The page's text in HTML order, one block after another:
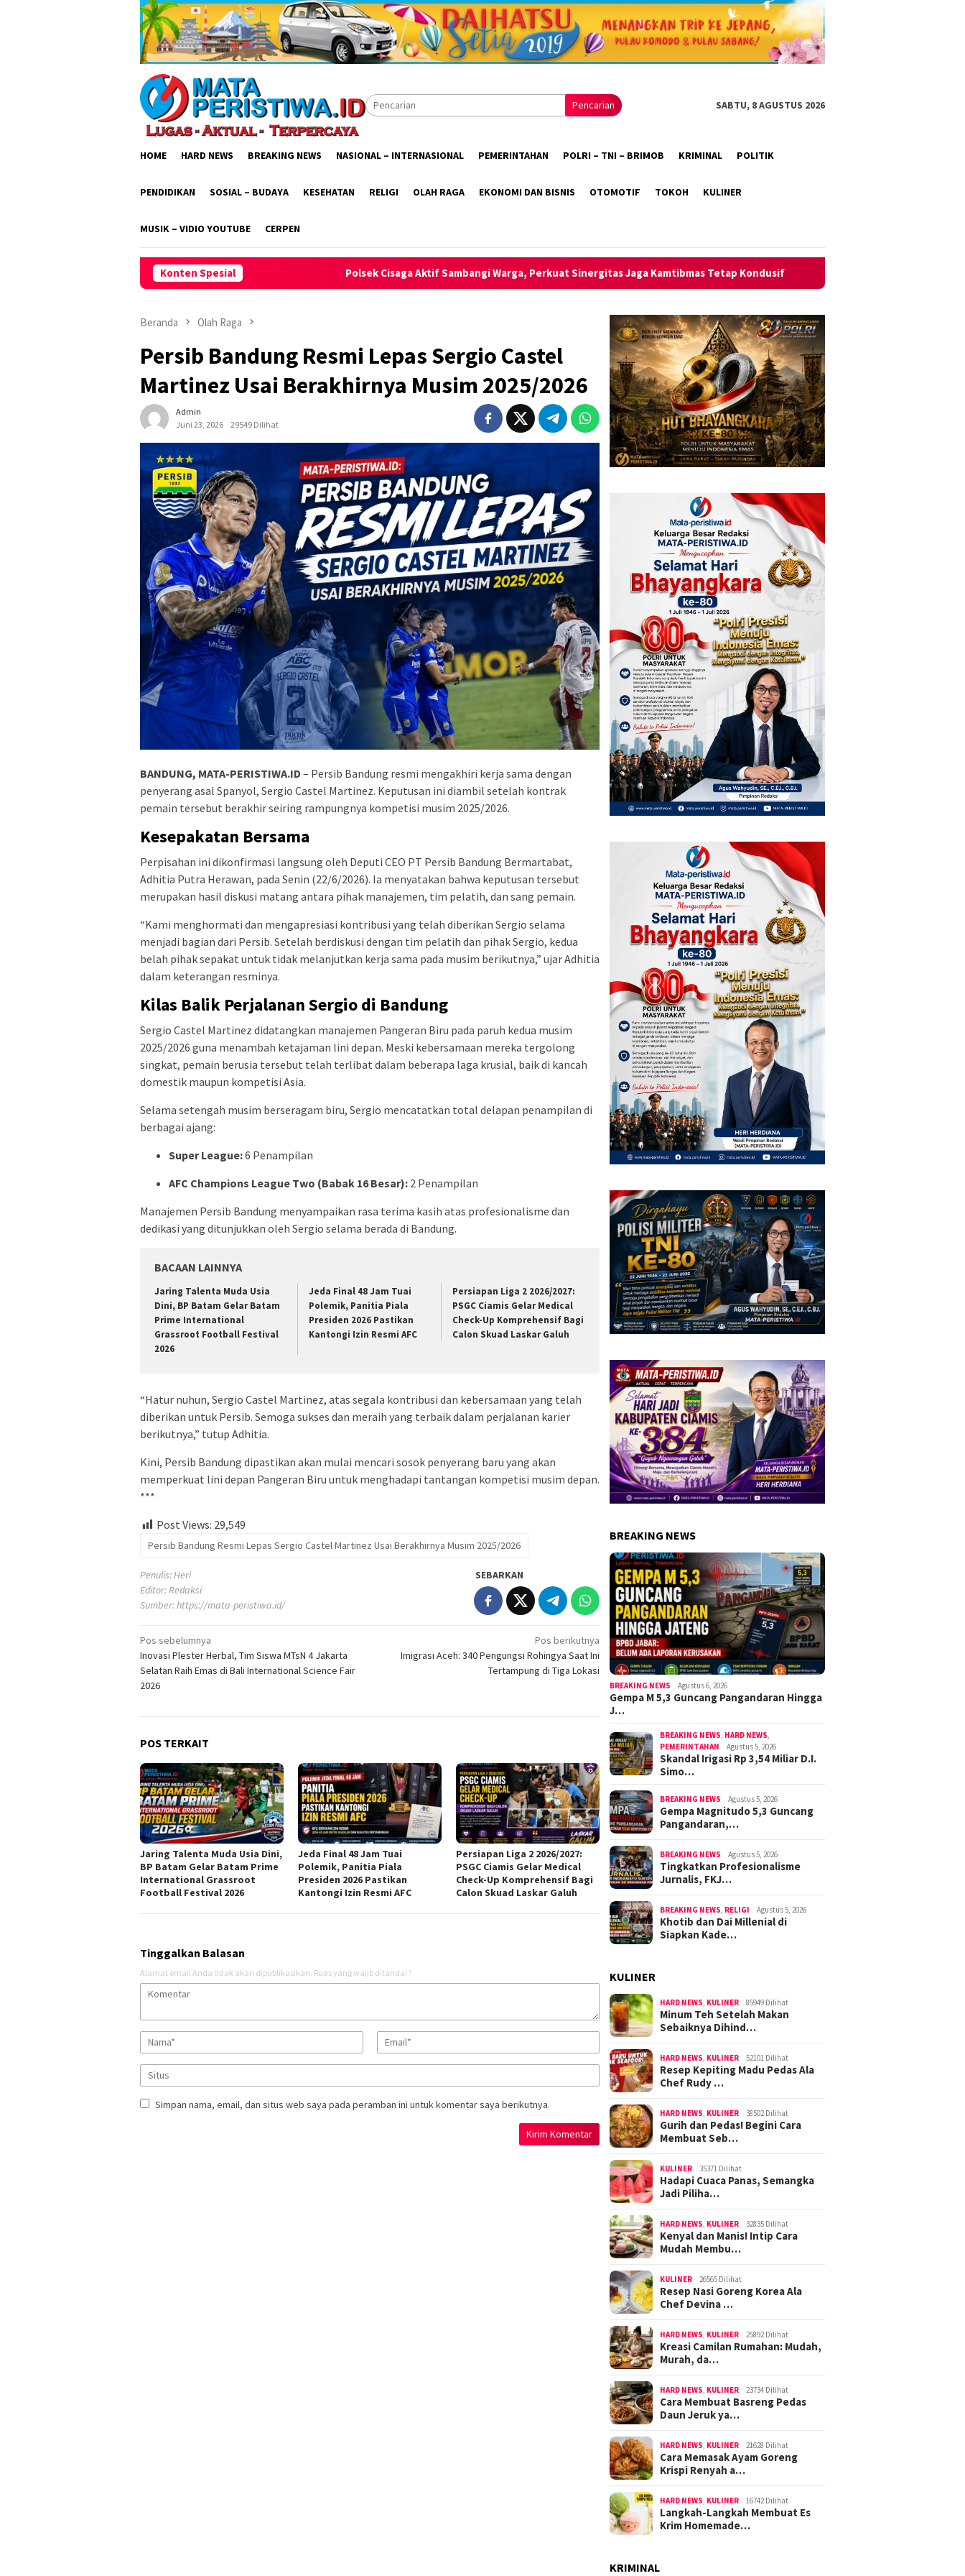
Pencarian SABTU, 8 AGUSTUS 2026
HOME HARD NEWS BREAKING NEWS NASIONAL – INTERNASIONAL PEMERINTAHAN POLRI – TNI – BRIMOB KRIMINAL POLITIK
PENDIDIKAN SOSIAL – BUDAYA KESEHATAN RELIGI OLAH RAGA EKONOMI DAN BISNIS OTOMOTIF TOKOH KULINER
MUSIK – VIDIO YOUTUBE CERPEN
Konten SpesialPolsek Cisaga Aktif Sambangi Warga, Perkuat Sinergitas Jaga Kamtibmas Tetap Kondusif Polsek Pamarican Amankan Pertandingan Sepak
Beranda Olah Raga
Persib Bandung Resmi Lepas Sergio Castel
Martinez Usai Berakhirnya Musim 2025/2026
Admin
Juni 23, 2026
29549 Dilihat
BANDUNG, MATA-PERISTIWA.ID – Persib Bandung resmi mengakhiri kerja sama dengan
penyerang asal Spanyol, Sergio Castel Martinez. Keputusan ini diambil setelah kontrak
pemain tersebut berakhir seiring rampungnya kompetisi musim 2025/2026.
Kesepakatan Bersama
Perpisahan ini dikonfirmasi langsung oleh Deputi CEO PT Persib Bandung Bermartabat,
Adhitia Putra Herawan, pada Senin (22/6/2026). Ia menyatakan bahwa keputusan tersebut
merupakan hasil diskusi matang antara pihak manajemen, tim pelatih, dan sang pemain.
“Kami menghormati dan mengapresiasi kontribusi yang telah diberikan Sergio selama
menjadi bagian dari Persib. Setelah berdiskusi dengan tim pelatih dan pihak Sergio, kedua
belah pihak sepakat untuk tidak melanjutkan kerja sama pada musim berikutnya,” ujar Adhitia
dalam keterangan resminya.
Kilas Balik Perjalanan Sergio di Bandung
Sergio Castel Martinez didatangkan manajemen Pangeran Biru pada paruh kedua musim
2025/2026 guna menambah ketajaman lini depan. Meski kebersamaan mereka tergolong
singkat, pemain berusia tersebut telah terlibat dalam beberapa laga krusial, baik di kancah
domestik maupun kompetisi Asia.
Selama setengah musim berseragam biru, Sergio mencatatkan total delapan penampilan di
berbagai ajang:
Super League:6 Penampilan
AFC Champions League Two (Babak 16 Besar): 2 Penampilan
Manajemen Persib Bandung menyampaikan rasa terima kasih atas profesionalisme dan
dedikasi yang ditunjukkan oleh Sergio selama berada di Bandung.
BACAAN LAINNYA
Jaring Talenta Muda Usia
Dini, BP Batam Gelar Batam
Prime International
Grassroot Football Festival
2026
Jeda Final 48 Jam Tuai
Polemik, Panitia Piala
Presiden 2026 Pastikan
Kantongi Izin Resmi AFC
Persiapan Liga 2 2026/2027:
PSGC Ciamis Gelar Medical
Check-Up Komprehensif Bagi
Calon Skuad Laskar Galuh
“Hatur nuhun, Sergio Castel Martinez, atas segala kontribusi dan kebersamaan yang telah
diberikan untuk Persib. Semoga sukses dan meraih yang terbaik dalam perjalanan karier
berikutnya,” tutup Adhitia.
Kini, Persib Bandung dipastikan akan mulai mencari sosok penyerang baru yang akan
memperkuat lini depan Pangeran Biru untuk menghadapi tantangan kompetisi musim depan.
***
Post Views: 29,549
Persib Bandung Resmi Lepas Sergio Castel Martinez Usai Berakhirnya Musim 2025/2026
Penulis: Heri
Editor: Redaksi
Sumber:https://mata-peristiwa.id/
SEBARKAN
Navigasi
pos
Pos sebelumnya
Inovasi Plester Herbal, Tim Siswa MTsN 4 Jakarta
Selatan Raih Emas di Bali International Science Fair
2026
Pos berikutnya
Imigrasi Aceh: 340 Pengungsi Rohingya Saat Ini
Tertampung di Tiga Lokasi
POS TERKAIT
Jaring Talenta Muda Usia Dini,
BP Batam Gelar Batam Prime
International Grassroot
Football Festival 2026
Jeda Final 48 Jam Tuai
Polemik, Panitia Piala
Presiden 2026 Pastikan
Kantongi Izin Resmi AFC
Persiapan Liga 2 2026/2027:
PSGC Ciamis Gelar Medical
Check-Up Komprehensif Bagi
Calon Skuad Laskar Galuh
Tinggalkan Balasan
Alamat email Anda tidak akan dipublikasikan. Ruas yang wajib ditandai *
Simpan nama, email, dan situs web saya pada peramban ini untuk komentar saya berikutnya.
BREAKING NEWS
BREAKING NEWS Agustus 6, 2026
Gempa M 5,3 Guncang Pangandaran Hingga
J…
BREAKING NEWS HARD NEWS
PEMERINTAHAN
Agustus 5, 2026
Skandal Irigasi Rp 3,54 Miliar D.I.
Simo…
BREAKING NEWS Agustus 5, 2026
Gempa Magnitudo 5,3 Guncang
Pangandaran,…
BREAKING NEWS Agustus 5, 2026
Tingkatkan Profesionalisme
Jurnalis, FKJ…
BREAKING NEWS RELIGI Agustus 5, 2026
Khotib dan Dai Millenial di
Siapkan Kade…
KULINER
HARD NEWS KULINER 85949 Dilihat
Minum Teh Setelah Makan
Sebaiknya Dihind…
HARD NEWS KULINER 52101 Dilihat
Resep Kepiting Madu Pedas Ala
Chef Rudy …
HARD NEWS KULINER 38502 Dilihat
Gurih dan Pedas! Begini Cara
Membuat Seb…
KULINER 35371 Dilihat
Hadapi Cuaca Panas, Semangka
Jadi Piliha…
HARD NEWS KULINER 32835 Dilihat
Kenyal dan Manis! Intip Cara
Mudah Membu…
KULINER 26565 Dilihat
Resep Nasi Goreng Korea Ala
Chef Devina …
HARD NEWS KULINER 25892 Dilihat
Kreasi Camilan Rumahan: Mudah,
Murah, da…
HARD NEWS KULINER 23734 Dilihat
Cara Membuat Basreng Pedas
Daun Jeruk ya…
HARD NEWS KULINER 21628 Dilihat
Cara Memasak Ayam Goreng
Krispi Renyah a…
HARD NEWS KULINER 16742 Dilihat
Langkah-Langkah Membuat Es
Krim Homemade…
KRIMINAL